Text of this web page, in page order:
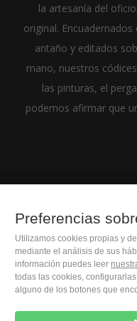
la artesanía del
original.
antaño y editados
mano, nuestros
las pinturas, el
podemos afirmar que
(+34)
M. Moleiro
Travesera
E08021
Preferencias
Utilizamos cookies propias y
mediante el análisis de sus
información puedes leer
todas las cookies,
alguno de los botones que